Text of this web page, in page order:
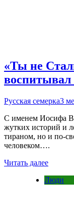
«Ты не
воспитывал
Русская семерка3
С именем Иосифа
жутких историй и
тираном, но и по-
человеком….
Читать далее
Люди